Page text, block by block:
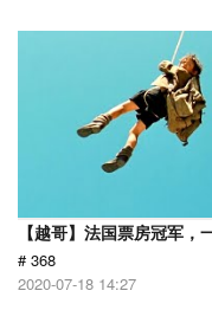
【越哥】法国票房冠军
# 368
2020-07-18 14:27